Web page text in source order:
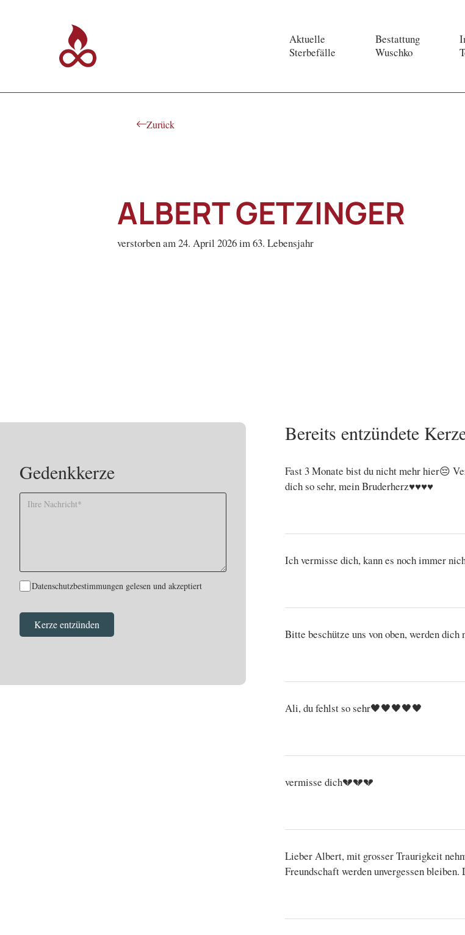
Aktuelle
Sterbefälle
Bestattung
Wuschko
Zurück
ALBERT GETZINGER
verstorben am 24. April 2026 im 63. Lebensjahr
Gedenkkerze
Datenschutzbestimmungen gelesen und akzeptiert
Bereits entzündete
Fast 3 Monate bist du nicht mehr hier😔
dich so sehr, mein Bruderherz♥️♥️♥️♥️
Ich vermisse dich, kann es noch immer
Bitte beschütze uns von oben, werden
Ali, du fehlst so sehr🖤🖤🖤🖤🖤
vermisse dich💔💔💔
Lieber Albert, mit grosser Traurigkeit
Freundschaft werden unvergessen